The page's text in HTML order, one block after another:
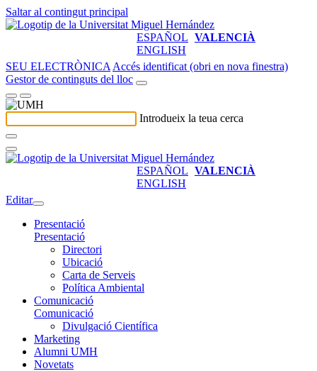
Saltar al contingut principal
ESPAÑOL VALENCIÀ
ENGLISH
SEU ELECTRÒNICA Accés identificat (obri en nova finestra)
Gestor de continguts del lloc
Introdueix la teua cerca
ESPAÑOL VALENCIÀ
ENGLISH
Editar
Presentació
Presentació
Directori
Ubicació
Carta de Serveis
Política Ambiental
Comunicació
Comunicació
Divulgació Científica
Marketing
Alumni UMH
Novetats